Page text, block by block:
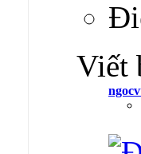
Viết